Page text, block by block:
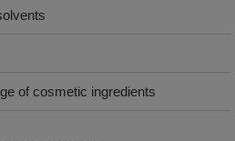
of cosmetic ingredients